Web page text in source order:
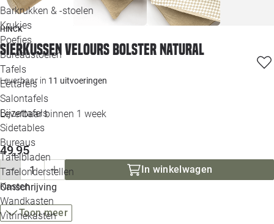
Barkrukken & -stoelen
Krukjes
Poefjes
Bureaustoelen
Tafels
Eettafels
Salontafels
Bijzettafels
Sidetables
Bureaus
Tafelbladen
Tafelonderstellen
Kasten
Wandkasten
Vitrinekasten
HINCK
Sierkussen velours bolster natural
Leverbaar in 11 uitvoeringen
Leverbaar binnen 1 week
49,95
In winkelwagen
Omschrijving
Toon meer